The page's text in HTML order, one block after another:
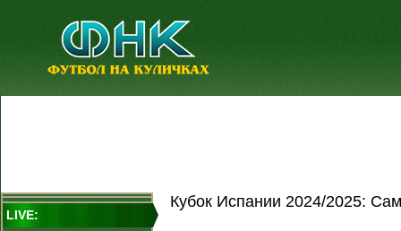
LIVE:
Кубок Испании 2024/2025: